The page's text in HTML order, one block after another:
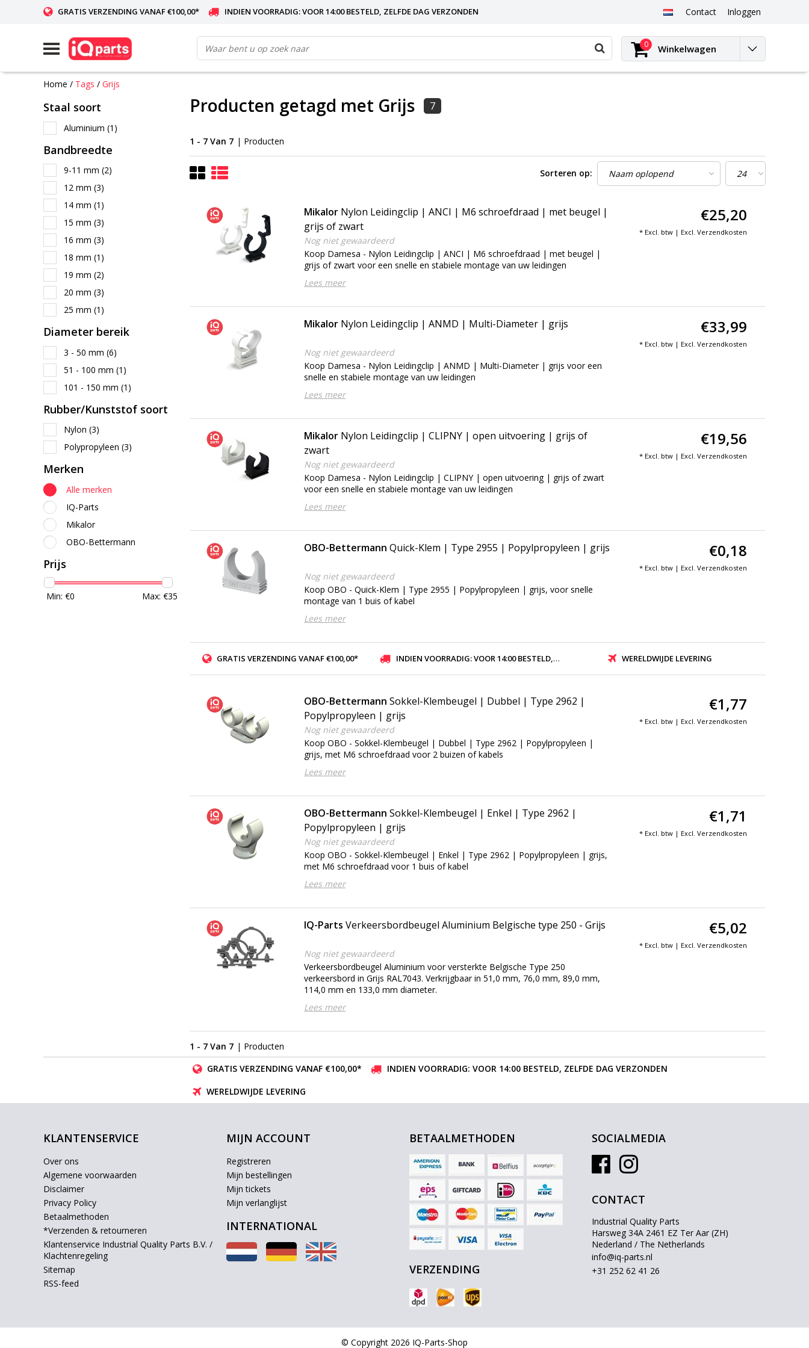
GRATIS VERZENDING VANAF €100,00* INDIEN VOORRADIG: VOOR 14:00 BESTELD, ZELFDE DAG VERZONDEN Contact Inloggen
0 Winkelwagen
Home / Tags / Grijs
Staal soort
Aluminium (1)
Bandbreedte
9-11 mm (2)
12 mm (3)
14 mm (1)
15 mm (3)
16 mm (3)
18 mm (1)
19 mm (2)
20 mm (3)
25 mm (1)
Diameter bereik
3 - 50 mm (6)
51 - 100 mm (1)
101 - 150 mm (1)
Rubber/Kunststof soort
Nylon (3)
Polypropyleen (3)
Merken
Alle merken
IQ-Parts
Mikalor
OBO-Bettermann
Prijs
Min: €0 Max: €35
Producten getagd met Grijs 7
1 - 7 Van 7 | Producten
Sorteren op:
Mikalor Nylon Leidingclip | ANCI | M6 schroefdraad | met beugel |
grijs of zwart
Nog niet gewaardeerd
Koop Damesa - Nylon Leidingclip | ANCI | M6 schroefdraad | met beugel |
grijs of zwart voor een snelle en stabiele montage van uw leidingen
Lees meer
€25,20
* Excl. btw | Excl. Verzendkosten
Mikalor Nylon Leidingclip | ANMD | Multi-Diameter | grijs
Nog niet gewaardeerd
Koop Damesa - Nylon Leidingclip | ANMD | Multi-Diameter | grijs voor een
snelle en stabiele montage van uw leidingen
Lees meer
€33,99
* Excl. btw | Excl. Verzendkosten
Mikalor Nylon Leidingclip | CLIPNY | open uitvoering | grijs of
zwart
Nog niet gewaardeerd
Koop Damesa - Nylon Leidingclip | CLIPNY | open uitvoering | grijs of zwart
voor een snelle en stabiele montage van uw leidingen
Lees meer
€19,56
* Excl. btw | Excl. Verzendkosten
OBO-Bettermann Quick-Klem | Type 2955 | Popylpropyleen | grijs
Nog niet gewaardeerd
Koop OBO - Quick-Klem | Type 2955 | Popylpropyleen | grijs, voor snelle
montage van 1 buis of kabel
Lees meer
€0,18
* Excl. btw | Excl. Verzendkosten
GRATIS VERZENDING VANAF €100,00* INDIEN VOORRADIG: VOOR 14:00 BESTELD, ZELFDE DAG VERZONDEN WERELDWIJDE LEVERING
OBO-Bettermann Sokkel-Klembeugel | Dubbel | Type 2962 |
Popylpropyleen | grijs
Nog niet gewaardeerd
Koop OBO - Sokkel-Klembeugel | Dubbel | Type 2962 | Popylpropyleen |
grijs, met M6 schroefdraad voor 2 buizen of kabels
Lees meer
€1,77
* Excl. btw | Excl. Verzendkosten
OBO-Bettermann Sokkel-Klembeugel | Enkel | Type 2962 |
Popylpropyleen | grijs
Nog niet gewaardeerd
Koop OBO - Sokkel-Klembeugel | Enkel | Type 2962 | Popylpropyleen | grijs,
met M6 schroefdraad voor 1 buis of kabel
Lees meer
€1,71
* Excl. btw | Excl. Verzendkosten
IQ-Parts Verkeersbordbeugel Aluminium Belgische type 250 - Grijs
Nog niet gewaardeerd
Verkeersbordbeugel Aluminium voor versterkte Belgische Type 250
verkeersbord in Grijs RAL7043. Verkrijgbaar in 51,0 mm, 76,0 mm, 89,0 mm,
114,0 mm en 133,0 mm diameter.
Lees meer
€5,02
* Excl. btw | Excl. Verzendkosten
1 - 7 Van 7 | Producten
GRATIS VERZENDING VANAF €100,00*
INDIEN VOORRADIG: VOOR 14:00 BESTELD, ZELFDE DAG VERZONDEN
WERELDWIJDE LEVERING
KLANTENSERVICE
Over ons
Algemene voorwaarden
Disclaimer
Privacy Policy
Betaalmethoden
*Verzenden & retourneren
Klantenservice Industrial Quality Parts B.V. /
Klachtenregeling
Sitemap
RSS-feed
MIJN ACCOUNT
Registreren
Mijn bestellingen
Mijn tickets
Mijn verlanglijst
INTERNATIONAL
BETAALMETHODEN
VERZENDING
SOCIALMEDIA
CONTACT
Industrial Quality Parts
Harsweg 34A 2461 EZ Ter Aar (ZH)
Nederland / The Netherlands
info@iq-parts.nl
+31 252 62 41 26
© Copyright 2026 IQ-Parts-Shop